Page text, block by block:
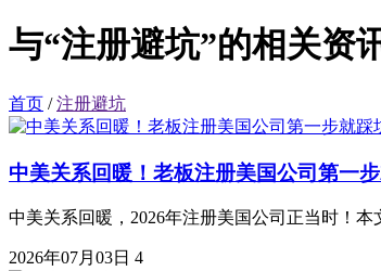
与“注册避坑”的相关资
首页 /注册避坑
中美关系回暖！老板注册美国公司第一
中美关系回暖，2026年注册美国公司正当时！
2026年07月03日 4